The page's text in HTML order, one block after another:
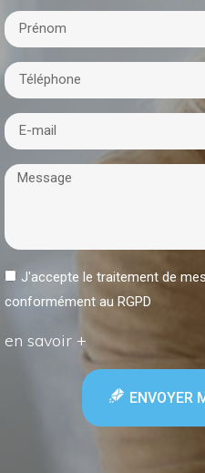
J'accepte le traitement de
conformément au RGPD
en savoir +
ENVOYER